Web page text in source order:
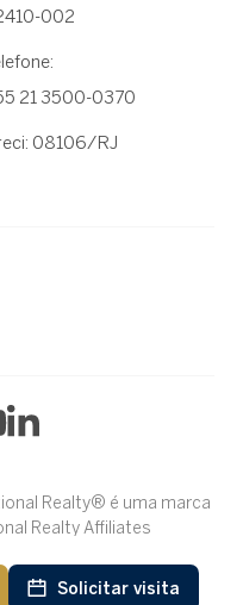
Solicitar visita
002
21 3500-0370
08106/RJ
Realty® é uma marca
Realty Affiliates